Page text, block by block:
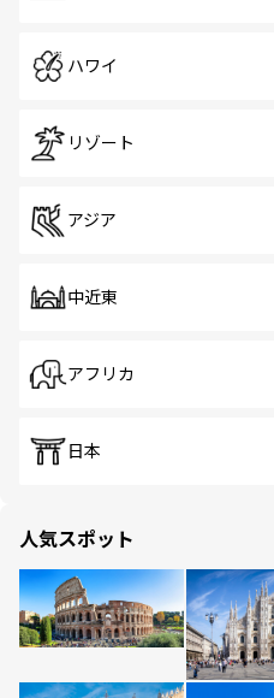
ハワイ
リゾート
アジア
中近東
アフリカ
日本
人気スポット